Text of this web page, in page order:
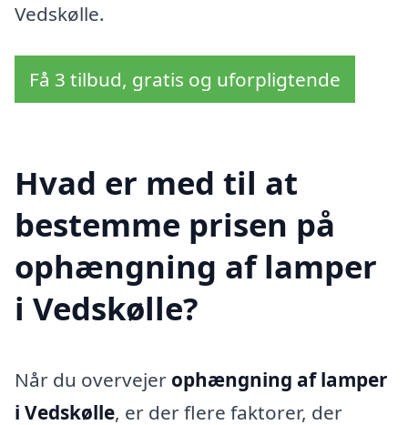
Vedskølle.
Få 3 tilbud, gratis og uforpligtende
Hvad er med til at
bestemme prisen på
ophængning af lamper
i Vedskølle?
Når du overvejer ophængning af lamper
i Vedskølle, er der flere faktorer, der